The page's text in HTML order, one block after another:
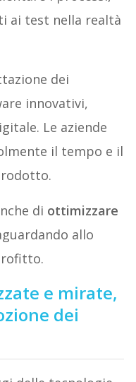
ai test nella realtà
dei
innovativi,
Le aziende
il tempo e il
di ottimizzare
allo
e mirate,
dei